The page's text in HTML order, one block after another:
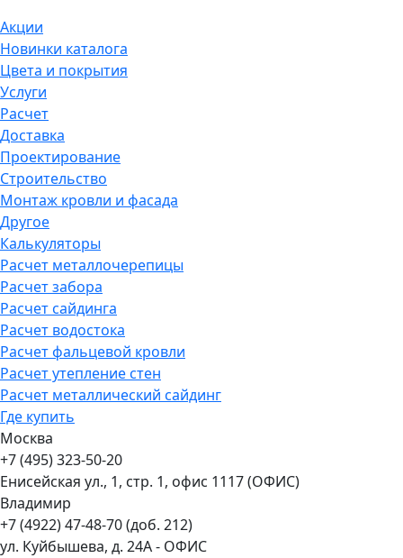
Акции
Новинки каталога
Цвета и покрытия
Услуги
Расчет
Доставка
Проектирование
Строительство
Монтаж кровли и фасада
Другое
Калькуляторы
Расчет металлочерепицы
Расчет забора
Расчет сайдинга
Расчет водостока
Расчет фальцевой кровли
Расчет утепление стен
Расчет металлический сайдинг
Где купить
Москва
+7 (495) 323-50-20
Енисейская ул., 1, стр. 1, офис 1117 (ОФИС)
Владимир
+7 (4922) 47-48-70 (доб. 212)
ул. Куйбышева, д. 24А - ОФИС